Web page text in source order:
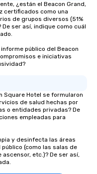
¿están el Beacon Grand,
certificados como una
de grupos diversos (51%
ser así, indique como cuál
público del Beacon
e iniciativas
Square Hotel se formularon
de salud hechas por
o entidades privadas? De
empleadas para
y desinfecta las áreas
(como las salas de
etc.)? De ser así,